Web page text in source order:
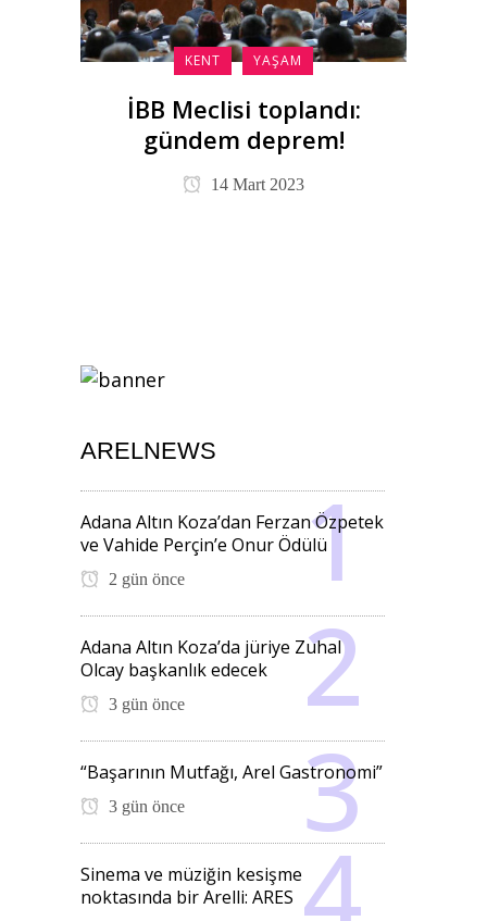
KENT YAŞAM
İBB Meclisi toplandı:
gündem deprem!
14 Mart 2023
ARELNEWS
Adana Altın Koza’dan Ferzan Özpetek
ve Vahide Perçin’e Onur Ödülü
2 gün önce
Adana Altın Koza’da jüriye Zuhal
Olcay başkanlık edecek
3 gün önce
“Başarının Mutfağı, Arel Gastronomi”
3 gün önce
Sinema ve müziğin kesişme
noktasında bir Arelli: ARES